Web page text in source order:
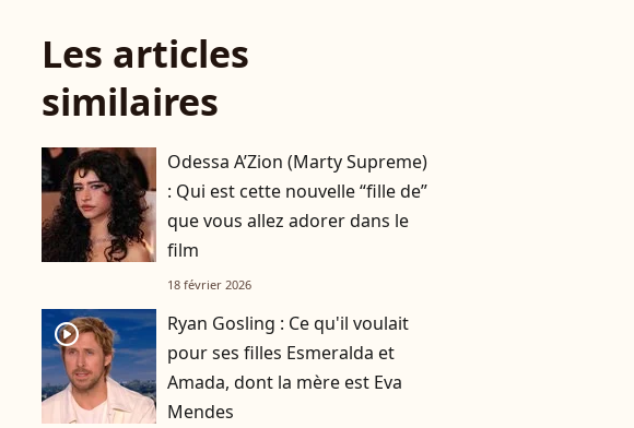
Les articles
similaires
Odessa A’Zion (Marty Supreme)
: Qui est cette nouvelle “fille de”
que vous allez adorer dans le
film
18 février 2026
player2
Ryan Gosling : Ce qu'il voulait
pour ses filles Esmeralda et
Amada, dont la mère est Eva
Mendes